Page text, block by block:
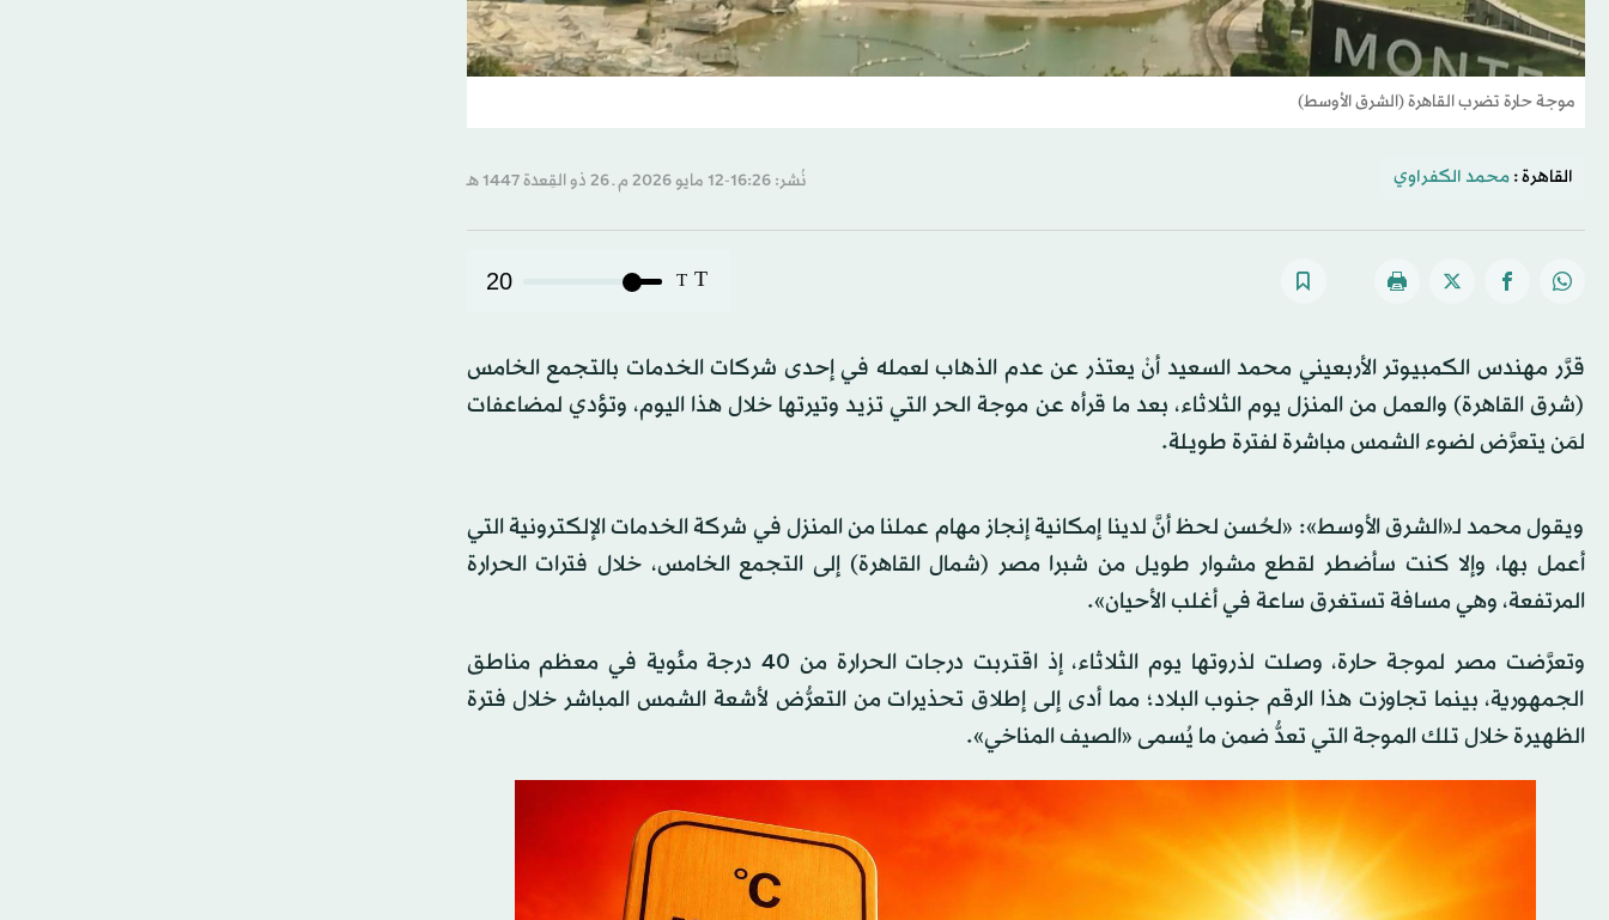
موجة حارة تضرب القاهرة (الشرق الأوسط)
القاهرة : محمد الكفراوي نُشر: 16:26-12 مايو 2026 م ـ 26 ذو القِعدة 1447 هـ
T
T
20
قرَّر مهندس الكمبيوتر الأربعيني محمد السعيد أنْ يعتذر عن عدم الذهاب لعمله في إحدى شركات الخدمات بالتجمع الخامس
(شرق القاهرة) والعمل من المنزل يوم الثلاثاء، بعد ما قرأه عن موجة الحر التي تزيد وتيرتها خلال هذا اليوم، وتؤدي لمضاعفات
لمَن يتعرَّض لضوء الشمس مباشرة لفترة طويلة.
ويقول محمد لـ«الشرق الأوسط»: «لحُسن لحظ أنَّ لدينا إمكانية إنجاز مهام عملنا من المنزل في شركة الخدمات الإلكترونية التي
أعمل بها، وإلا كنت سأضطر لقطع مشوار طويل من شبرا مصر (شمال القاهرة) إلى التجمع الخامس، خلال فترات الحرارة
المرتفعة، وهي مسافة تستغرق ساعة في أغلب الأحيان».
وتعرَّضت مصر لموجة حارة، وصلت لذروتها يوم الثلاثاء، إذ اقتربت درجات الحرارة من 40 درجة مئوية في معظم مناطق
الجمهورية، بينما تجاوزت هذا الرقم جنوب البلاد؛ مما أدى إلى إطلاق تحذيرات من التعرُّض لأشعة الشمس المباشر خلال فترة
الظهيرة خلال تلك الموجة التي تعدُّ ضمن ما يُسمى «الصيف المناخي».